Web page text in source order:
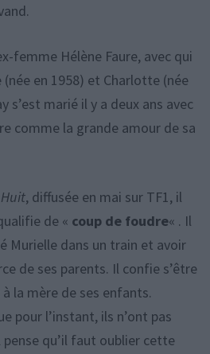
femme Hélène Faure, avec qui
en 1958) et Charlotte (née
s’est marié il y a deux ans avec
comme la grande amour de sa
, diffusée en mai sur TF1, il
de « coup de foudre« . Il
Murielle dans un train et avoir
de ses parents. Il confie s’être
la mère de ses enfants.
pour l’instant, ils n’ont pas
qu’il faut oublier cette